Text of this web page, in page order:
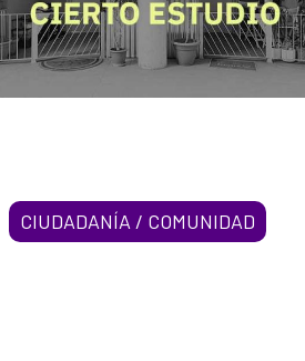
CIUDADANÍA / COMUNIDAD